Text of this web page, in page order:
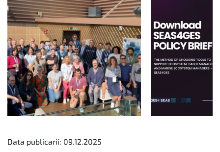
Data publicarii: 09.12.2025